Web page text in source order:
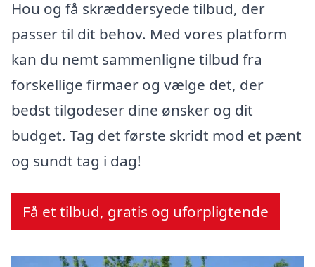
Hou og få skræddersyede tilbud, der
passer til dit behov. Med vores platform
kan du nemt sammenligne tilbud fra
forskellige firmaer og vælge det, der
bedst tilgodeser dine ønsker og dit
budget. Tag det første skridt mod et pænt
og sundt tag i dag!
Få et tilbud, gratis og uforpligtende